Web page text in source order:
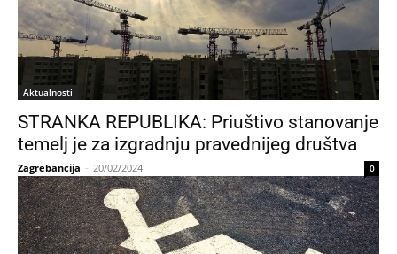
Aktualnosti
STRANKA REPUBLIKA: Priuštivo stanovanje
temelj je za izgradnju pravednijeg društva
Zagrebancija - 20/02/2024 0